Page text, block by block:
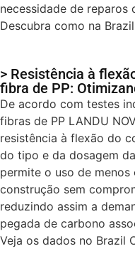
necessidade de reparos
Descubra como na
> Resistência à
fibra de PP:
De acordo com testes
fibras de PP LANDU
resistência à flexão do
do tipo e da dosagem
permite o uso de
construção sem
reduzindo assim a
pegada de carbono
Veja os dados no Brazil